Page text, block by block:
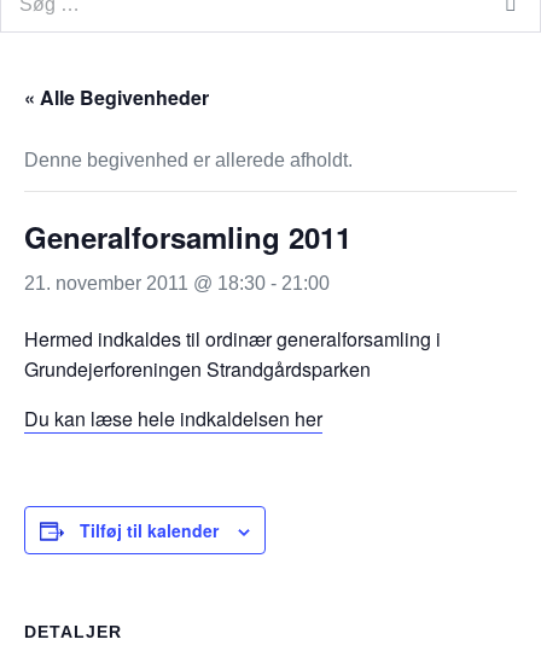
« Alle Begivenheder
Denne begivenhed er allerede afholdt.
Generalforsamling 2011
21. november 2011 @ 18:30 - 21:00
Hermed indkaldes til ordinær generalforsamling i
Grundejerforeningen Strandgårdsparken
Du kan læse hele indkaldelsen her
Tilføj til kalender
DETALJER